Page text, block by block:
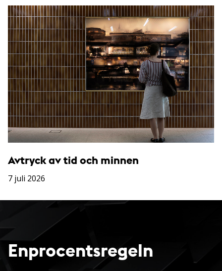
Avtryck av tid och minnen
7 juli 2026
Enprocentsregeln